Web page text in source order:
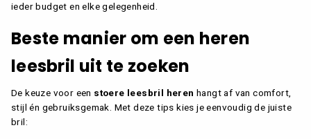
ieder budget en elke gelegenheid.
Beste manier om een heren
leesbril uit te zoeken
De keuze voor een stoere leesbril heren hangt af van comfort,
stijl én gebruiksgemak. Met deze tips kies je eenvoudig de juiste
bril: